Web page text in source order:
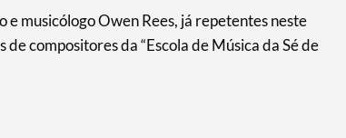
musicólogo Owen Rees, já repetentes neste
compositores da “Escola de Música da Sé de